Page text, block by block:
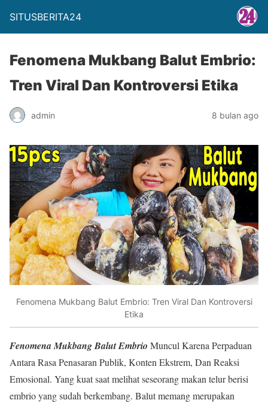
SITUSBERITA24
Fenomena Mukbang Balut Embrio:
Tren Viral Dan Kontroversi Etika
admin 8 bulan ago
Fenomena Mukbang Balut Embrio: Tren Viral Dan Kontroversi
Etika
Fenomena Mukbang Balut Embrio Muncul Karena Perpaduan
Antara Rasa Penasaran Publik, Konten Ekstrem, Dan Reaksi
Emosional. Yang kuat saat melihat seseorang makan telur berisi
embrio yang sudah berkembang. Balut memang merupakan